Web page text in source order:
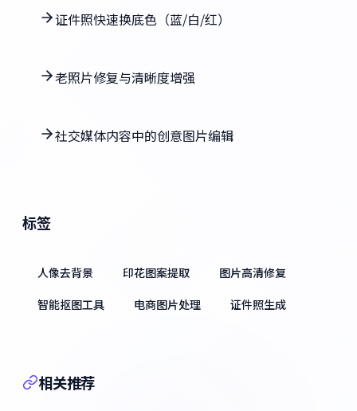
证件照快速换底色（蓝/白/红）
老照片修复与清晰度增强
社交媒体内容中的创意图片编辑
标签
人像去背景 印花图案提取
图片高清修复
智能抠图工具
电商图片处理 证件照生成
相关推荐